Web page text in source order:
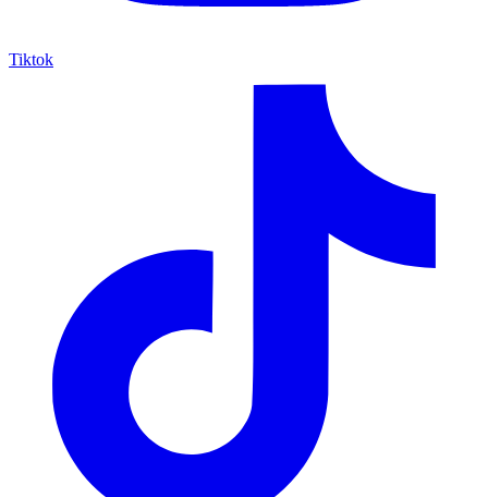
Tiktok